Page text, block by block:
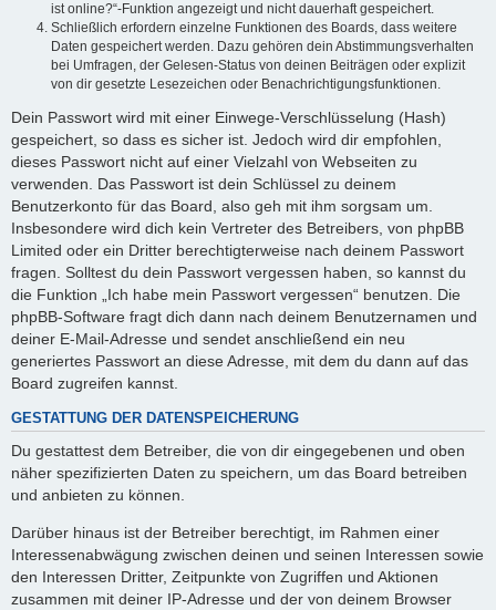
ist online?“-Funktion angezeigt und nicht dauerhaft gespeichert.
Schließlich erfordern einzelne Funktionen des Boards, dass weitere
Daten gespeichert werden. Dazu gehören dein Abstimmungsverhalten
bei Umfragen, der Gelesen-Status von deinen Beiträgen oder explizit
von dir gesetzte Lesezeichen oder Benachrichtigungsfunktionen.
Dein Passwort wird mit einer Einwege-Verschlüsselung (Hash)
gespeichert, so dass es sicher ist. Jedoch wird dir empfohlen,
dieses Passwort nicht auf einer Vielzahl von Webseiten zu
verwenden. Das Passwort ist dein Schlüssel zu deinem
Benutzerkonto für das Board, also geh mit ihm sorgsam um.
Insbesondere wird dich kein Vertreter des Betreibers, von phpBB
Limited oder ein Dritter berechtigterweise nach deinem Passwort
fragen. Solltest du dein Passwort vergessen haben, so kannst du
die Funktion „Ich habe mein Passwort vergessen“ benutzen. Die
phpBB-Software fragt dich dann nach deinem Benutzernamen und
deiner E-Mail-Adresse und sendet anschließend ein neu
generiertes Passwort an diese Adresse, mit dem du dann auf das
Board zugreifen kannst.
GESTATTUNG DER DATENSPEICHERUNG
Du gestattest dem Betreiber, die von dir eingegebenen und oben
näher spezifizierten Daten zu speichern, um das Board betreiben
und anbieten zu können.
Darüber hinaus ist der Betreiber berechtigt, im Rahmen einer
Interessenabwägung zwischen deinen und seinen Interessen sowie
den Interessen Dritter, Zeitpunkte von Zugriffen und Aktionen
zusammen mit deiner IP-Adresse und der von deinem Browser